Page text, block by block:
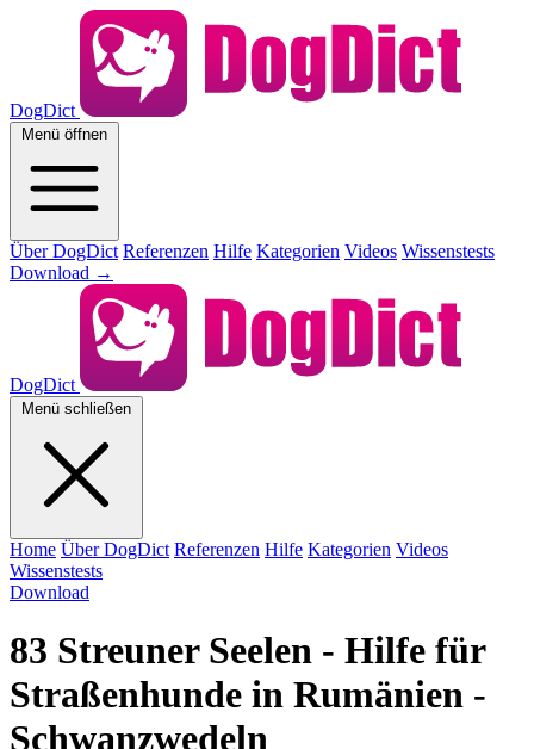
DogDict
Menü öffnen
Über DogDict Referenzen Hilfe Kategorien Videos Wissenstests
Download →
DogDict
Menü schließen
Home Über DogDict Referenzen Hilfe Kategorien Videos
Wissenstests
Download
83 Streuner Seelen - Hilfe für
Straßenhunde in Rumänien -
Schwanzwedeln